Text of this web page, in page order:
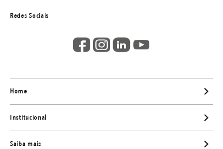
Redes Sociais
Home
Institucional
Saiba mais